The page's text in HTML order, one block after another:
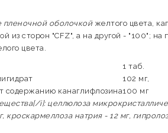
пленочной оболочкойжелтого цвета,
из сторон "CFZ", а на другой - "100"; на
цвета.
1 таб.
102 мг,
содержанию канаглифлозина100 мг
i]: целлюлоза
кроскармеллоза натрия - 12 мг,